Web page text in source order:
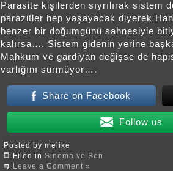
Parasite kişilerden sıyrılırak sistem
parazitler hep yaşayacak diyerek
benzer bir doğumgünü sahnesiyle
kalırsa…. Sistem gidenin yerine
Mahkum ve gardiyan değişse de
varlığını sürmüyor….
Share on Facebook
Follow us
Posted by melike
Filed in Sinema ve Ben
Leave a Comment »